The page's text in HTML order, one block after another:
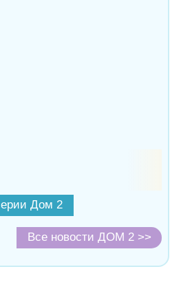
Дом 2
Все новости ДОМ 2 >>